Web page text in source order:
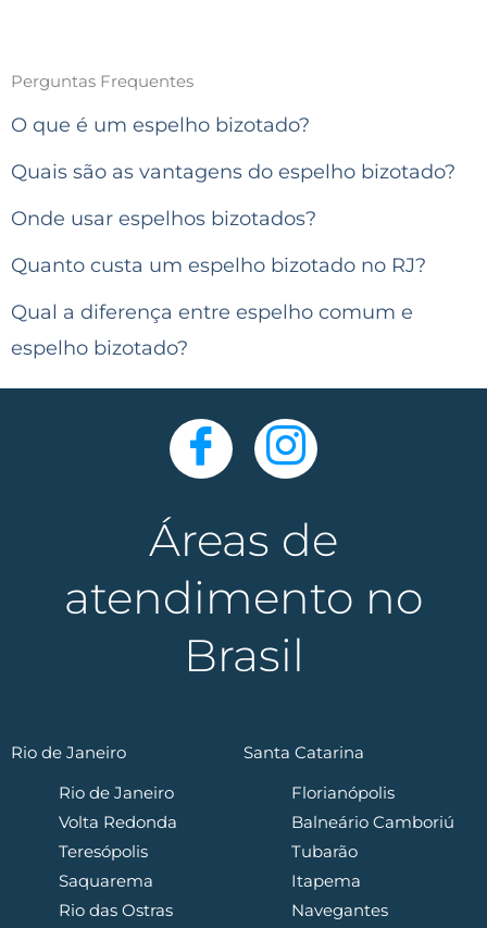
Perguntas Frequentes
O que é um espelho bizotado?
Quais são as vantagens do espelho bizotado?
Onde usar espelhos bizotados?
Quanto custa um espelho bizotado no RJ?
Qual a diferença entre espelho comum e
espelho bizotado?
Áreas de
atendimento no
Brasil
Rio de Janeiro
Rio de Janeiro
Volta Redonda
Teresópolis
Saquarema
Rio das Ostras
Santa Catarina
Florianópolis
Balneário Camboriú
Tubarão
Itapema
Navegantes